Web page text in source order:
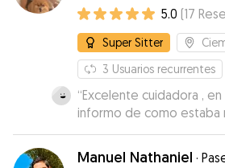
5.0 (17
Super Sitter
3 Usuarios recurrentes
“Excelente cuidadora ,
informo de como estaba
fotos y vídeos y fue muy
Manuel Nathaniel ·